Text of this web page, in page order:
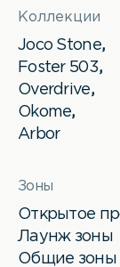
Коллекции
Joco Stone,
Foster 503,
Overdrive,
Okome,
Arbor
Зоны
Открытое
Лаунж зоны
Общие зоны